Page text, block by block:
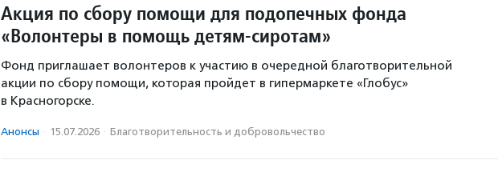
Акция по сбору помощи для подопечных фонда
«Волонтеры в помощь детям-сиротам»
Фонд приглашает волонтеров к участию в очередной благотворительной
акции по сбору помощи, которая пройдет в гипермаркете «Глобус»
в Красногорске.
Анонсы · 15.07.2026 · Благотвори­тель­ность и доброволь­чест­во